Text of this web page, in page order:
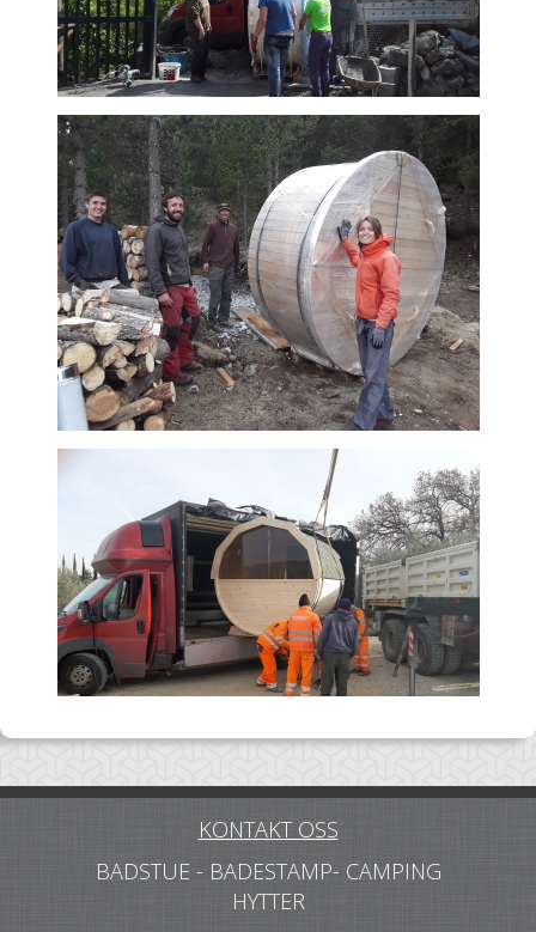
KONTAKT OSS
BADSTUE - BADESTAMP- CAMPING
HYTTER